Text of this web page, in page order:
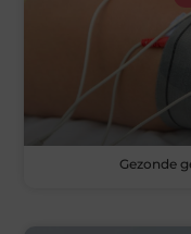
Gezonde